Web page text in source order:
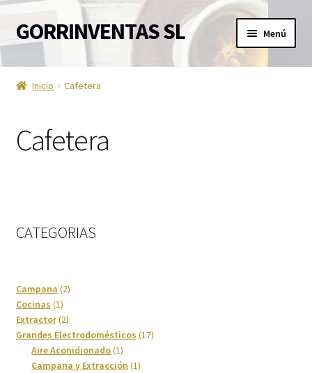
Ir
a
navegación
Ir
al
contenido
GORRINVENTAS SL Menú
Inicio
Accesorios de TV
Barra de sonido
Cafetera
Calefacción
Inicio Cafetera
Cafetera
CATEGORIAS
Campana 22
Cocinas 11
producto
Extractor 22
productos
Grandes Electrodomésticos 1717
Aire Aconidionado 11
producto
Campana y Extracción 11